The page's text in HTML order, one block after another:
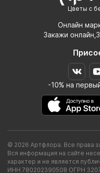
Цветы с
Онлайн
Закажи
-10% на
© 2026 Артфлора. Все права
Вся информация на сайте
характер и не является
ИНН 780202390508 ОГРН